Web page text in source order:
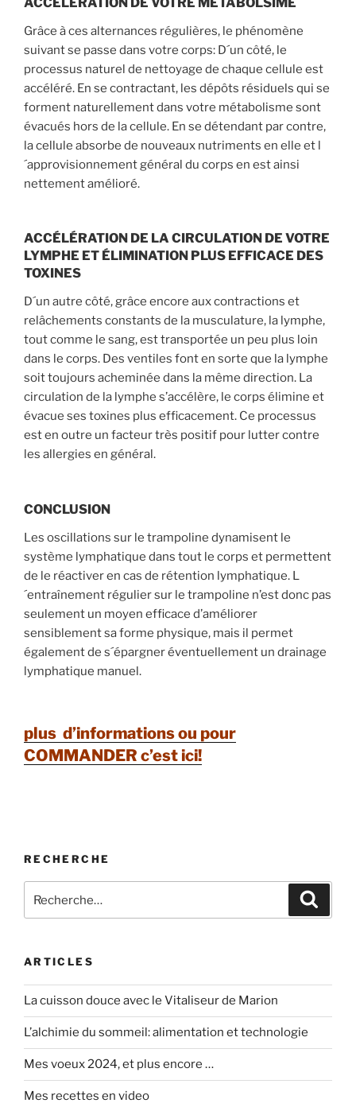
Grâce à ces alternances régulières, le phénomène
suivant se passe dans votre corps: D´un côté, le
processus naturel de nettoyage de chaque cellule est
accéléré. En se contractant, les dépôts résiduels qui se
forment naturellement dans votre métabolisme sont
évacués hors de la cellule. En se détendant par contre,
la cellule absorbe de nouveaux nutriments en elle et l
´approvisionnement général du corps en est ainsi
nettement amélioré.
ACCÉLÉRATION DE LA CIRCULATION DE VOTRE
LYMPHE ET ÉLIMINATION PLUS EFFICACE DES
TOXINES
D´un autre côté, grâce encore aux contractions et
relâchements constants de la musculature, la lymphe,
tout comme le sang, est transportée un peu plus loin
dans le corps. Des ventiles font en sorte que la lymphe
soit toujours acheminée dans la même direction. La
circulation de la lymphe s’accélère, le corps élimine et
évacue ses toxines plus efficacement. Ce processus
est en outre un facteur très positif pour lutter contre
les allergies en général.
CONCLUSION
Les oscillations sur le trampoline dynamisent le
système lymphatique dans tout le corps et permettent
de le réactiver en cas de rétention lymphatique. L
´entraînement régulier sur le trampoline n’est donc pas
seulement un moyen efficace d’améliorer
sensiblement sa forme physique, mais il permet
également de s´épargner éventuellement un drainage
lymphatique manuel.
plus d’informations ou pour
COMMANDER c’est ici!
RECHERCHE
ARTICLES
La cuisson douce avec le Vitaliseur de Marion
L’alchimie du sommeil: alimentation et technologie
Mes voeux 2024, et plus encore …
Mes recettes en video